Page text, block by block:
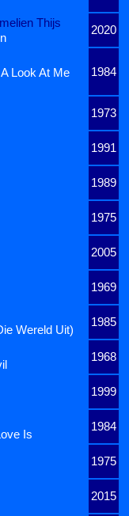
Thijs
2020
1984
Look At Me
1973
1991
1989
1975
2005
1969
1985
Wereld Uit)
1968
1999
1984
Is
1975
2015